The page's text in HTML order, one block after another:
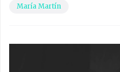
María Martín